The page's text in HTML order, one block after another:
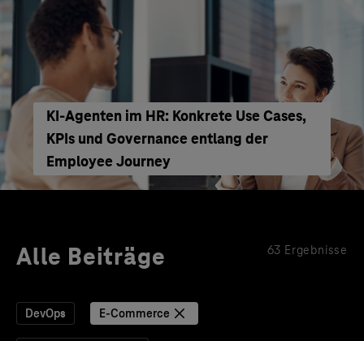
KI‑Agenten im HR: Konkrete Use Cases,
KPIs und Governance entlang der
Employee Journey
Alle Beiträge 63 Ergebnisse
DevOps E-Commerce